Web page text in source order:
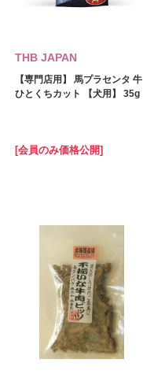
THB JAPAN
【専門店用】 馬プラセンタ 牛
ひとくちカット 【犬用】 35g
[会員のみ価格公開]